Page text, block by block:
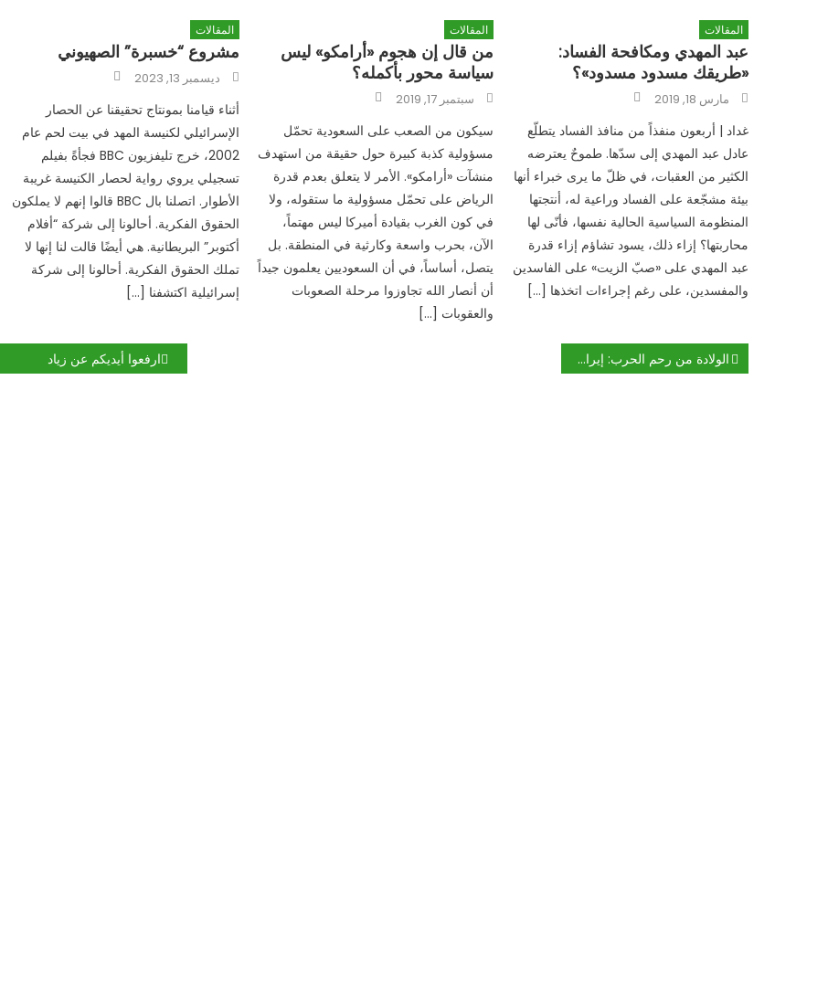
المقالات
مشروع “خسبرة” الصهيوني
Posted
onديسمبر 13, 2023
أثناء قيامنا بمونتاج تحقيقنا عن الحصار
الإسرائيلي لكنيسة المهد في بيت لحم عام
2002، خرج تليفزيون BBC فجأةً بفيلم
تسجيلي يروي رواية لحصار الكنيسة غريبة
الأطوار. اتصلنا بال BBC قالوا إنهم لا يملكون
الحقوق الفكرية. أحالونا إلى شركة “أفلام
أكتوبر” البريطانية. هي أيضًا قالت لنا إنها لا
تملك الحقوق الفكرية. أحالونا إلى شركة
إسرائيلية اكتشفنا […]
المقالات
من قال إن هجوم «أرامكو» ليس
سياسة محور بأكمله؟
Posted
onسبتمبر 17, 2019
سيكون من الصعب على السعودية تحمّل
مسؤولية كذبة كبيرة حول حقيقة من استهدف
منشآت «أرامكو». الأمر لا يتعلق بعدم قدرة
الرياض على تحمّل مسؤولية ما ستقوله، ولا
في كون الغرب بقيادة أميركا ليس مهتماً،
الآن، بحرب واسعة وكارثية في المنطقة. بل
يتصل، أساساً، في أن السعوديين يعلمون جيداً
أن أنصار الله تجاوزوا مرحلة الصعوبات
والعقوبات […]
المقالات
عبد المهدي ومكافحة الفساد:
«طريقك مسدود مسدود»؟
Posted
onمارس 18, 2019
غداد | أربعون منفذاً من منافذ الفساد يتطلّع
عادل عبد المهدي إلى سدّها. طموحٌ يعترضه
الكثير من العقبات، في ظلّ ما يرى خبراء أنها
بيئة مشجّعة على الفساد وراعية له، أنتجتها
المنظومة السياسية الحالية نفسها، فأنّى لها
محاربتها؟ إزاء ذلك، يسود تشاؤم إزاء قدرة
عبد المهدي على «صبّ الزيت» على الفاسدين
والمفسدين، على رغم إجراءات اتخذها […]
تصفّح
ارفعوا أيديكم عن زياد الولادة من رحم الحرب: إيران أكثر تمسّكاً بخياراتها